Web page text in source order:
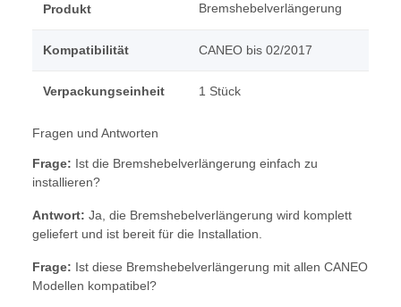
Produkt Bremshebelverlängerung
Kompatibilität CANEO bis 02/2017
Verpackungseinheit 1 Stück
Fragen und Antworten
Frage: Ist die Bremshebelverlängerung einfach zu
installieren?
Antwort: Ja, die Bremshebelverlängerung wird komplett
geliefert und ist bereit für die Installation.
Frage: Ist diese Bremshebelverlängerung mit allen CANEO
Modellen kompatibel?